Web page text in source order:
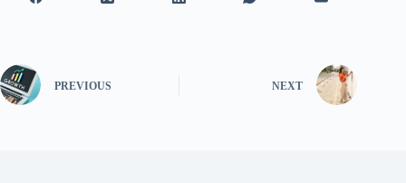
PREVIOUS NEXT